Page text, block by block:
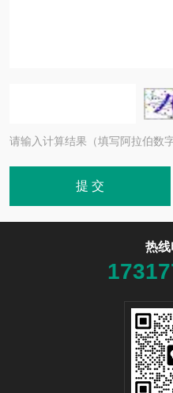
请输入计算结果（填写阿拉伯数
热线